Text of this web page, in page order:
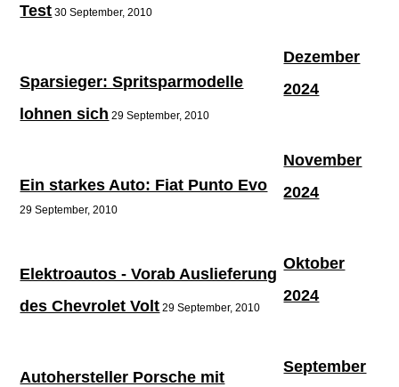
Test 30 September, 2010
Sparsieger: Spritsparmodelle
lohnen sich 29 September, 2010
Ein starkes Auto: Fiat Punto Evo
29 September, 2010
Elektroautos - Vorab Auslieferung
des Chevrolet Volt 29 September, 2010
Autohersteller Porsche mit
Dezember
2024
November
2024
Oktober
2024
September